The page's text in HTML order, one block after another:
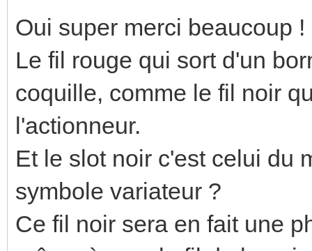
Oui super merci beaucoup !
Le fil rouge qui sort d'un
coquille, comme le fil noir
l'actionneur.
Et le slot noir c'est celui du
symbole variateur ?
Ce fil noir sera en fait une